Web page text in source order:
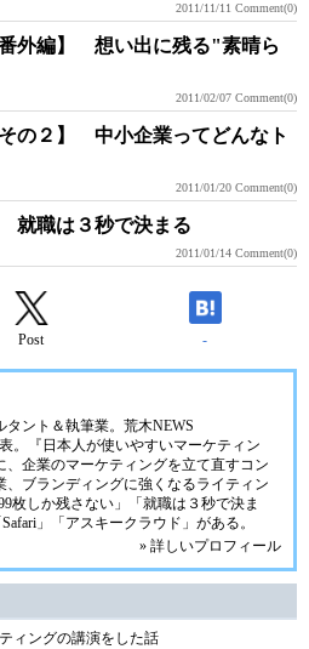
2011/11/11 Comment(0)
外編】 想い出に残る"素晴ら
2011/02/07 Comment(0)
の２】 中小企業ってどんなト
2011/01/20 Comment(0)
就職は３秒で決まる
2011/01/14 Comment(0)
Post -
タント＆執筆業。荒木NEWS
。『日本人が使いやすいマーケティン
、企業のマーケティングを立て直すコン
、ブランディングに強くなるライティン
枚しか残さない」「就職は３秒で決ま
」「アスキークラウド」がある。
» 詳しいプロフィール
ィングの講演をした話